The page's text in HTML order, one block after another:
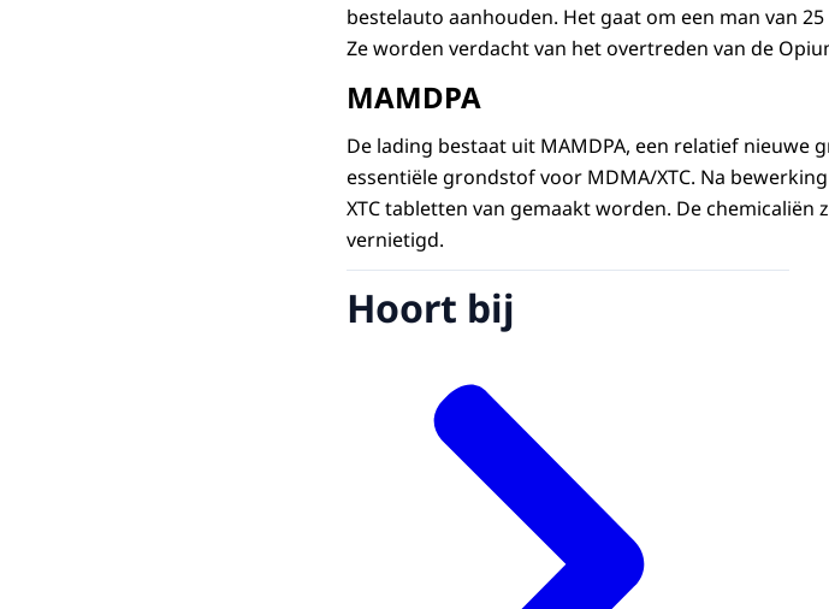
bestelauto aanhouden. Het gaat om een man van
Ze worden verdacht van het overtreden van de
MAMDPA
De lading bestaat uit MAMDPA, een relatief nieuwe
essentiële grondstof voor MDMA/XTC. Na
XTC tabletten van gemaakt worden. De
vernietigd.
Hoort bij